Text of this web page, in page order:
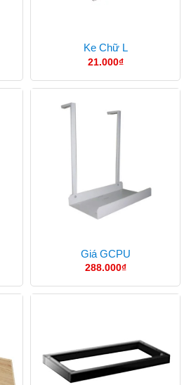
Ke Chữ L
21.000₫
Giá GCPU
288.000₫